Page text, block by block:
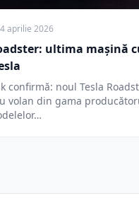
aprilie 2026
ultima mașină
confirmă: noul Tesla
volan din gama